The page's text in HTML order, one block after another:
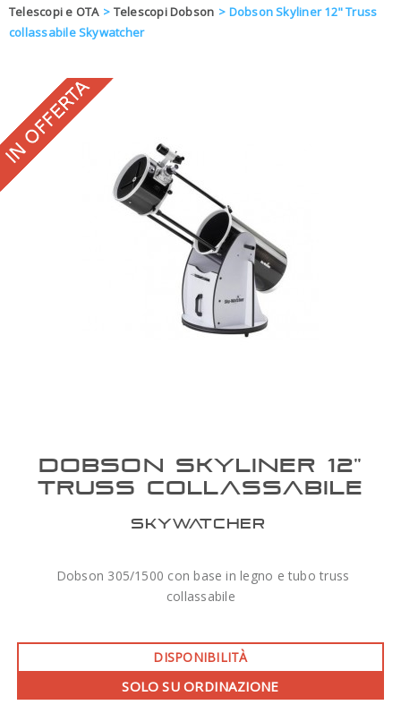
BLOG
ENTI E PA
CONTATTI
DAL 8 AL 21
GLI ORDINI SARANNO EVASI
Telescopi e OTA > Telescopi Dobson > Dobson Skyliner 12" Truss
collassabile Skywatcher
DOBSON SKYLINER 12"
TRUSS COLLASSABILE
SKYWATCHER
Dobson 305/1500 con base in legno e tubo truss
collassabile
DISPONIBILITÀ
SOLO SU ORDINAZIONE